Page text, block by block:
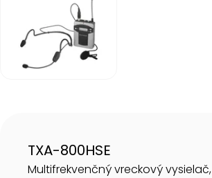
TXA-800HSE
Multifrekvenčný vreckový vysielač,